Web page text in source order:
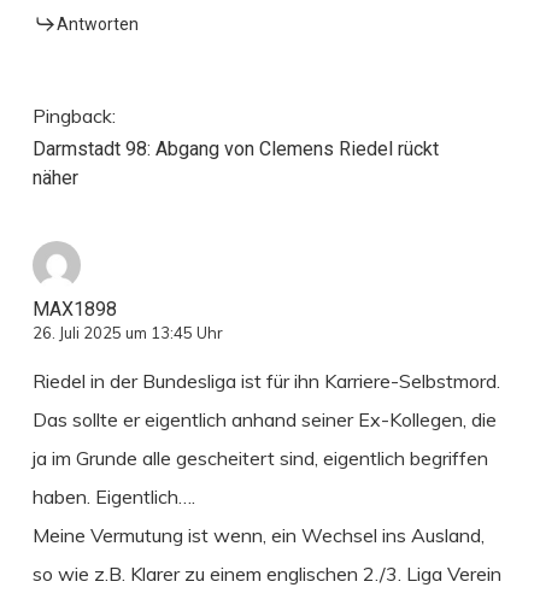
Antworten
Pingback:
Darmstadt 98: Abgang von Clemens Riedel rückt
näher
MAX1898
26. Juli 2025 um 13:45 Uhr
Riedel in der Bundesliga ist für ihn Karriere-Selbstmord.
Das sollte er eigentlich anhand seiner Ex-Kollegen, die
ja im Grunde alle gescheitert sind, eigentlich begriffen
haben. Eigentlich….
Meine Vermutung ist wenn, ein Wechsel ins Ausland,
so wie z.B. Klarer zu einem englischen 2./3. Liga Verein